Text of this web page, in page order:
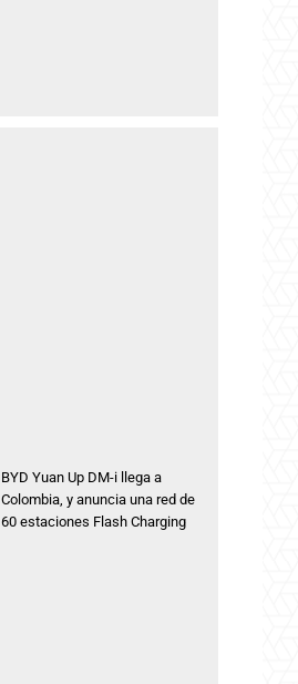
BYD Yuan Up DM-i llega a
Colombia, y anuncia una red de
60 estaciones Flash Charging